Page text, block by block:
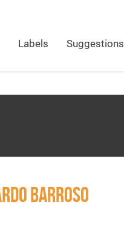
Labels Suggestions
BARROSO